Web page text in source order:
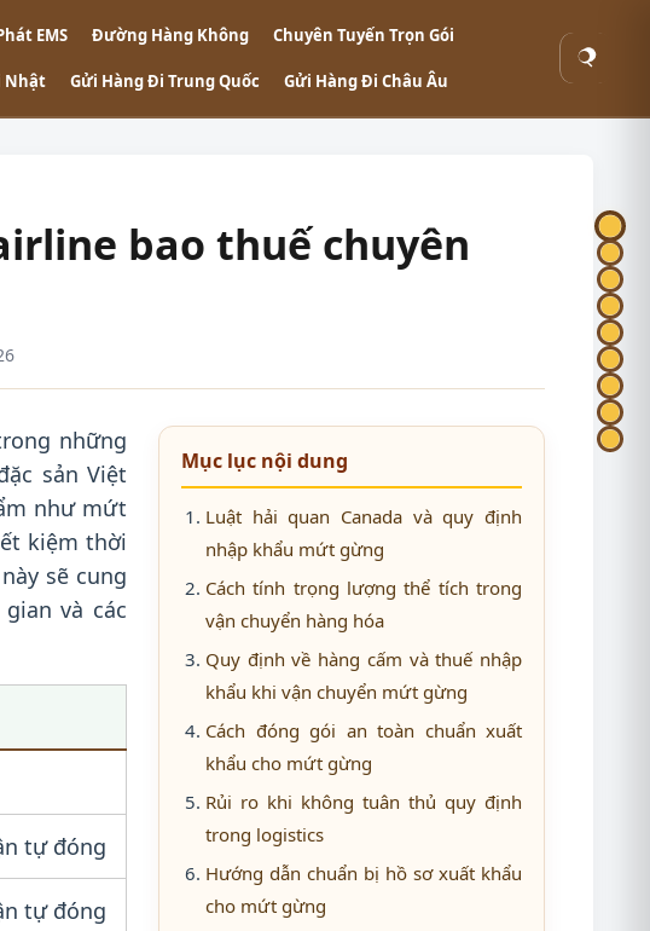
EMS Đường Hàng Không Chuyên Tuyến Trọn Gói
Nhật Gửi Hàng Đi Trung Quốc Gửi Hàng Đi Châu Âu
Tìm
bao thuế chuyên
Mục lục nội dung
Luật hải quan Canada và quy định
nhập khẩu mứt gừng
Cách tính trọng lượng thể tích trong
vận chuyển hàng hóa
Quy định về hàng cấm và thuế nhập
khẩu khi vận chuyển mứt gừng
Cách đóng gói an toàn chuẩn xuất
khẩu cho mứt gừng
Rủi ro khi không tuân thủ quy định
trong logistics
Hướng dẫn chuẩn bị hồ sơ xuất khẩu
cho mứt gừng
những
sản Việt
như mứt
kiệm thời
sẽ cung
và các
tự đóng
tự đóng